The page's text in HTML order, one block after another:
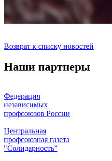
Возврат к списку новостей
Наши партнеры
Федерация
независимых
профсоюзов России
Центральная
профсоюзная газета
"Солидарность”